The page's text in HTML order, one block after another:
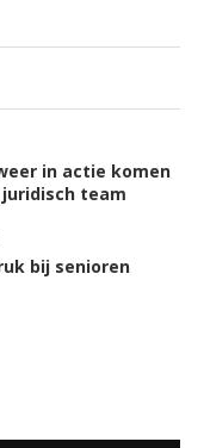
in actie komen
team
bij senioren